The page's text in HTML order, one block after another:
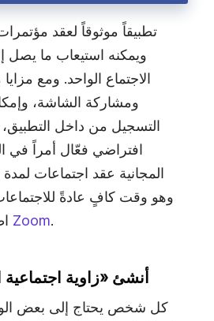
الاجتماع الواحد. ومع
التسجيل من داخل
افتراضي فعّال أمراً في
وهو وقت كافٍ عادةً
كيفية عمل Zoom.
أنشئ «زاوية
كل شخص يحتاج إلى بعض